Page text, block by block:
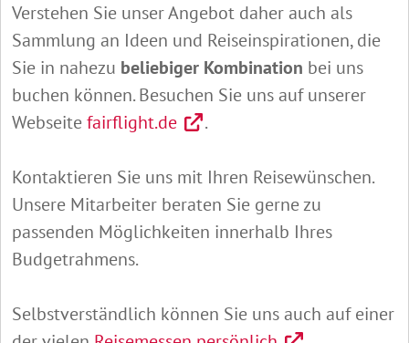
Verstehen Sie unser Angebot daher auch als
Sammlung an Ideen und Reiseinspirationen, die
Sie in nahezu beliebiger Kombination bei uns
buchen können. Besuchen Sie uns auf unserer
Webseitefairflight.de .
Kontaktieren Sie uns mit Ihren Reisewünschen.
Unsere Mitarbeiter beraten Sie gerne zu
passenden Möglichkeiten innerhalb Ihres
Budgetrahmens.
Selbstverständlich können Sie uns auch auf einer